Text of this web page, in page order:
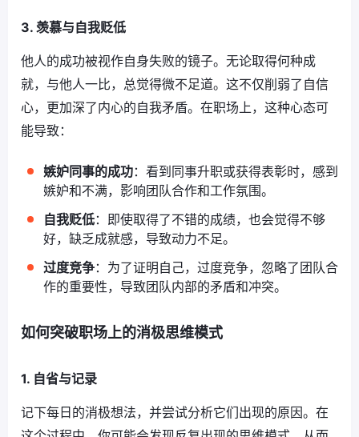
3. 羡慕与自我贬低
他人的成功被视作自身失败的镜子。无论取得何种成
就，与他人一比，总觉得微不足道。这不仅削弱了自信
心，更加深了内心的自我矛盾。在职场上，这种心态可
能导致：
嫉妒同事的成功：看到同事升职或获得表彰时，感到
嫉妒和不满，影响团队合作和工作氛围。
自我贬低：即使取得了不错的成绩，也会觉得不够
好，缺乏成就感，导致动力不足。
过度竞争：为了证明自己，过度竞争，忽略了团队合
作的重要性，导致团队内部的矛盾和冲突。
如何突破职场上的消极思维模式
1. 自省与记录
记下每日的消极想法，并尝试分析它们出现的原因。在